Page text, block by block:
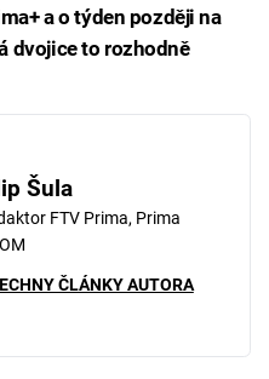
a o týden později na
dvojice to rozhodně
Šula
FTV Prima, Prima
ČLÁNKY AUTORA